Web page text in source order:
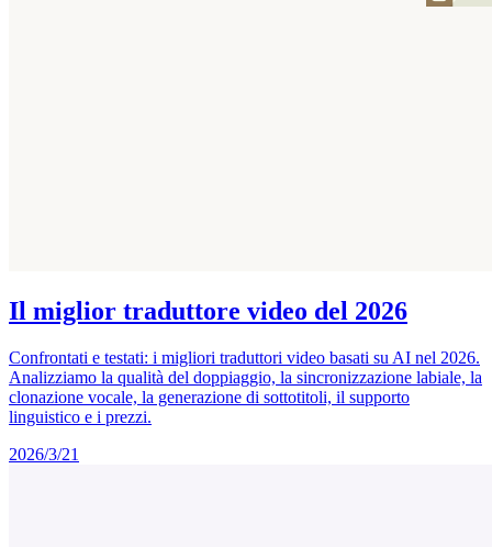
Il miglior traduttore video del 2026
Confrontati e testati: i migliori traduttori video basati su AI nel 2026.
Analizziamo la qualità del doppiaggio, la sincronizzazione labiale, la
clonazione vocale, la generazione di sottotitoli, il supporto
linguistico e i prezzi.
2026/3/21